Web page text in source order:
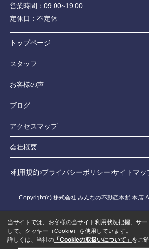
営業時間： 09:00~19:00
定休日： 不定休
トップページ
スタッフ
お客様の声
ブログ
アクセスマップ
会社概要
利用規約 プライバシーポリシー サイトマッ
Copyright(c) 株式会社 みんなの不動産本舗 本店
当サイトでは、お客様の当サイト利用状況把握、サー
して、クッキー（Cookie）を使用しています。
詳しくは、当社の 「Cookieの取扱いについて」 をご